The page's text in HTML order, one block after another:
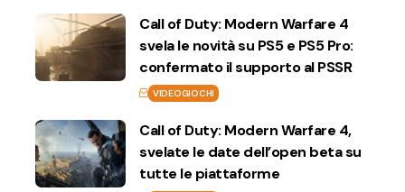
Call of Duty: Modern Warfare 4
svela le novità su PS5 e PS5 Pro:
confermato il supporto al PSSR
VIDEOGIOCHI
Call of Duty: Modern Warfare 4,
svelate le date dell’open beta su
tutte le piattaforme